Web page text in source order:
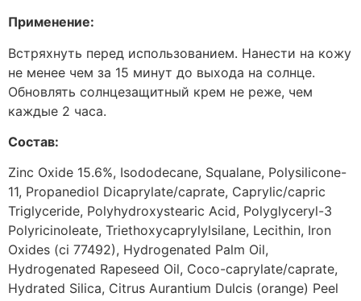
Применение:
Встряхнуть перед использованием. Нанести на кожу
не менее чем за 15 минут до выхода на солнце.
Обновлять солнцезащитный крем не реже, чем
каждые 2 часа.
Состав:
Zinc Oxide 15.6%, Isododecane, Squalane, Polysilicone-
11, Propanediol Dicaprylate/caprate, Caprylic/capric
Triglyceride, Polyhydroxystearic Acid, Polyglyceryl-3
Polyricinoleate, Triethoxycaprylylsilane, Lecithin, Iron
Oxides (ci 77492), Hydrogenated Palm Oil,
Hydrogenated Rapeseed Oil, Coco-caprylate/caprate,
Hydrated Silica, Citrus Aurantium Dulcis (orange) Peel